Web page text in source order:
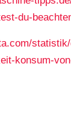
du-
konsum-